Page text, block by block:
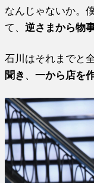
なんじゃないか。
て、逆さまから物
石川はそれまでと
聞き 、一から店を